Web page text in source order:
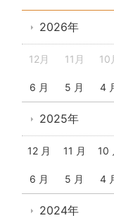
2026年
12月 11月 10
6 月 5 月 4
2025年
12 月 11 月 10
6 月 5 月 4
2024年